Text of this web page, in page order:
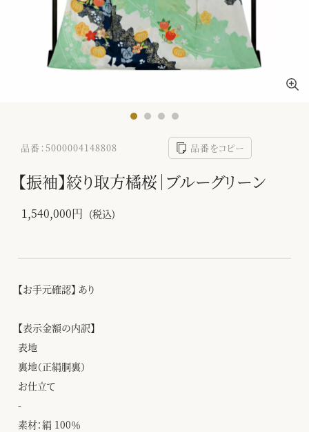
品番：5000004148808 品番をコピー
【振袖】絞り取方橘桜｜ブルーグリーン
1,540,000円 (税込)
【お手元確認】 あり
【表示金額の内訳】
表地
裏地（正絹胴裏）
お仕立て
-
素材：絹 100％